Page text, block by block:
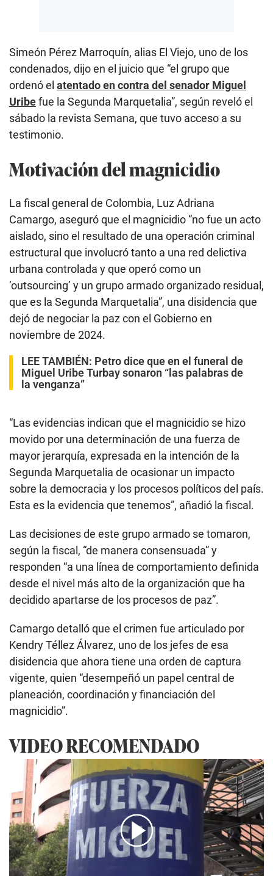
Simeón Pérez Marroquín, alias El Viejo, uno de los
condenados, dijo en el juicio que “el grupo que
ordenó el atentado en contra del senador Miguel
Uribefue la Segunda Marquetalia”, según reveló el
sábado la revista Semana, que tuvo acceso a su
testimonio.
Motivación del magnicidio
La fiscal general de Colombia, Luz Adriana
Camargo, aseguró que el magnicidio “no fue un acto
aislado, sino el resultado de una operación criminal
estructural que involucró tanto a una red delictiva
urbana controlada y que operó como un
‘outsourcing’ y un grupo armado organizado residual,
que es la Segunda Marquetalia”, una disidencia que
dejó de negociar la paz con el Gobierno en
noviembre de 2024.
LEE TAMBIÉN: Petro dice que en el funeral de
Miguel Uribe Turbay sonaron “las palabras de
la venganza”
“Las evidencias indican que el magnicidio se hizo
movido por una determinación de una fuerza de
mayor jerarquía, expresada en la intención de la
Segunda Marquetalia de ocasionar un impacto
sobre la democracia y los procesos políticos del país.
Esta es la evidencia que tenemos”, añadió la fiscal.
Las decisiones de este grupo armado se tomaron,
según la fiscal, “de manera consensuada” y
responden “a una línea de comportamiento definida
desde el nivel más alto de la organización que ha
decidido apartarse de los procesos de paz”.
Camargo detalló que el crimen fue articulado por
Kendry Téllez Álvarez, uno de los jefes de esa
disidencia que ahora tiene una orden de captura
vigente, quien “desempeñó un papel central de
planeación, coordinación y financiación del
magnicidio”.
VIDEO RECOMENDADO